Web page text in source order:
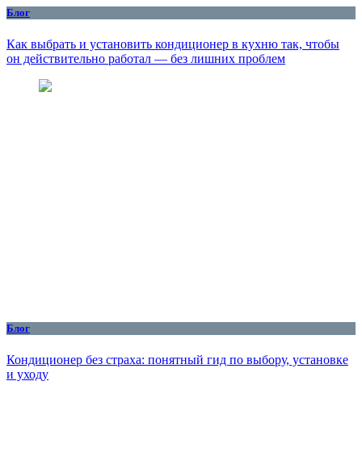
Блог
Как выбрать и установить кондиционер в кухню так, чтобы
он действительно работал — без лишних проблем
Блог
Кондиционер без страха: понятный гид по выбору, установке
и уходу